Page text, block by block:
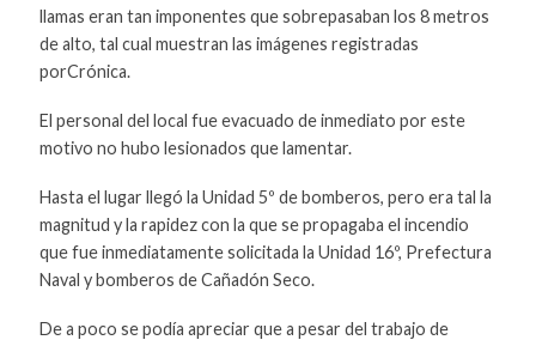
llamas eran tan imponentes que sobrepasaban los 8 metros
de alto, tal cual muestran las imágenes registradas
porCrónica.
El personal del local fue evacuado de inmediato por este
motivo no hubo lesionados que lamentar.
Hasta el lugar llegó la Unidad 5º de bomberos, pero era tal la
magnitud y la rapidez con la que se propagaba el incendio
que fue inmediatamente solicitada la Unidad 16º, Prefectura
Naval y bomberos de Cañadón Seco.
De a poco se podía apreciar que a pesar del trabajo de